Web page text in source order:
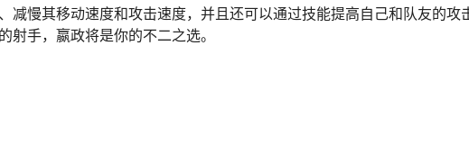
减慢其移动速度和攻击速度，并且还可以通过技能提高自己和队友的攻
手，嬴政将是你的不二之选。